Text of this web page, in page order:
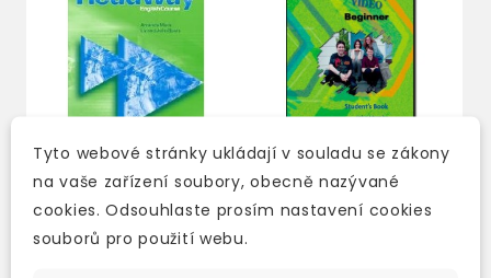
NEW HEADWAY
BEGINNER TEACHER'S
Tyto webové stránky ukládají v souladu se zákony
na vaše zařízení soubory, obecně nazývané
cookies. Odsouhlaste prosím nastavení cookies
souborů pro použití webu.